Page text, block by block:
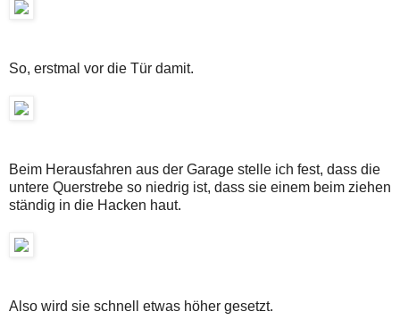
So, erstmal vor die Tür damit.
Beim Herausfahren aus der Garage stelle ich fest, dass die
untere Querstrebe so niedrig ist, dass sie einem beim ziehen
ständig in die Hacken haut.
Also wird sie schnell etwas höher gesetzt.